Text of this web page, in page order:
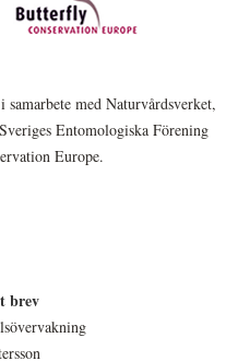
med Naturvårdsverket,
Entomologiska Förening
Europe.
brev